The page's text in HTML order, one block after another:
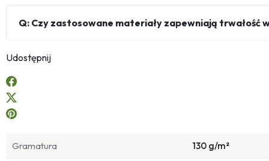
Q: Czy zastosowane materiały zapewniają trwałość
Udostępnij
Gramatura 130 g/m²